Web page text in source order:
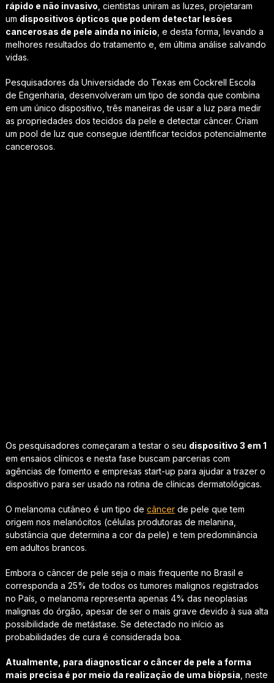
rápido e não invasivo , cientistas uniram as luzes, projetaram
um dispositivos ópticos que podem detectar lesões
cancerosas de pele ainda no início , e desta forma, levando a
melhores resultados do tratamento e, em última análise salvando
vidas.
Pesquisadores da Universidade do Texas em Cockrell Escola
de Engenharia, desenvolveram um tipo de sonda que combina
em um único dispositivo, três maneiras de usar a luz para medir
as propriedades dos tecidos da pele e detectar câncer. Criam
um pool de luz que consegue identificar tecidos potencialmente
cancerosos.
Os pesquisadores começaram a testar o seu dispositivo 3 em 1
em ensaios clínicos e nesta fase buscam parcerias com
agências de fomento e empresas start-up para ajudar a trazer o
dispositivo para ser usado na rotina de clínicas dermatológicas.
O melanoma cutâneo é um tipo de câncerde pele que tem
origem nos melanócitos (células produtoras de melanina,
substância que determina a cor da pele) e tem predominância
em adultos brancos.
Embora o câncer de pele seja o mais frequente no Brasil e
corresponda a 25% de todos os tumores malignos registrados
no País, o melanoma representa apenas 4% das neoplasias
malignas do órgão, apesar de ser o mais grave devido à sua alta
possibilidade de metástase. Se detectado no início as
probabilidades de cura é considerada boa.
Atualmente, para diagnosticar o câncer de pele a forma
mais precisa é por meio da realização de uma biópsia , neste